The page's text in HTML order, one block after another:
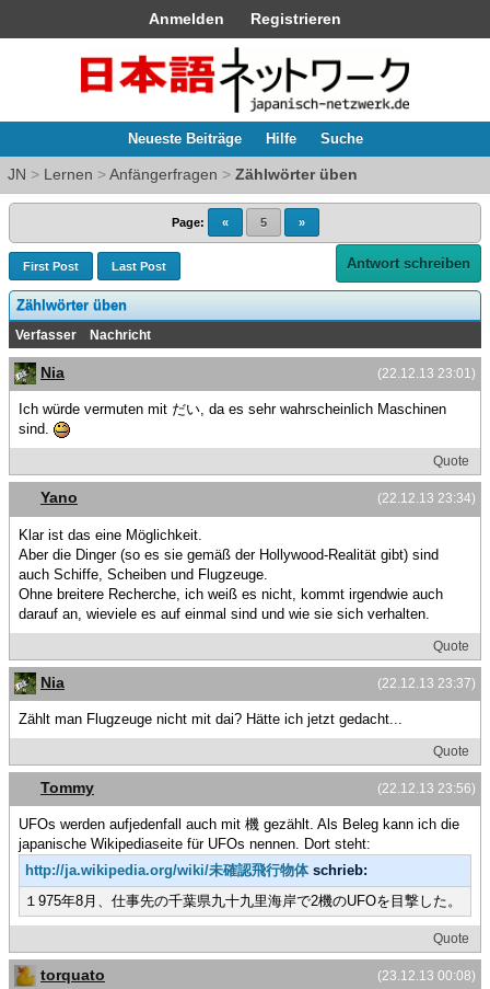
Anmelden Registrieren
Neueste Beiträge Hilfe Suche
JN > Lernen >Anfängerfragen > Zählwörter üben
Page: « 5 »
First Post Last Post Antwort schreiben
Zählwörter üben
Verfasser Nachricht
(22.12.13 23:01)
Nia
Ich würde vermuten mit だい, da es sehr wahrscheinlich Maschinen
sind.
Quote
(22.12.13 23:34)
Yano
Klar ist das eine Möglichkeit.
Aber die Dinger (so es sie gemäß der Hollywood-Realität gibt) sind
auch Schiffe, Scheiben und Flugzeuge.
Ohne breitere Recherche, ich weiß es nicht, kommt irgendwie auch
darauf an, wieviele es auf einmal sind und wie sie sich verhalten.
Quote
(22.12.13 23:37)
Nia
Zählt man Flugzeuge nicht mit dai? Hätte ich jetzt gedacht...
Quote
(22.12.13 23:56)
Tommy
UFOs werden aufjedenfall auch mit 機 gezählt. Als Beleg kann ich die
japanische Wikipediaseite für UFOs nennen. Dort steht:
http://ja.wikipedia.org/wiki/未確認飛行物体‎schrieb:
１975年8月、仕事先の千葉県九十九里海岸で2機のUFOを目撃した。
Quote
(23.12.13 00:08)
torquato